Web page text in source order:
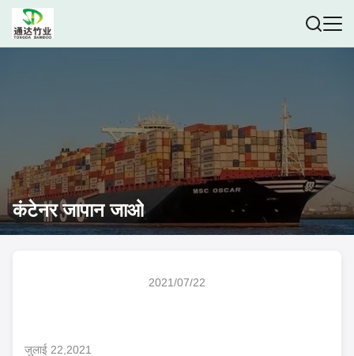
कंटेनर जापान जाओ
2021/07/22
जुलाई 22,2021